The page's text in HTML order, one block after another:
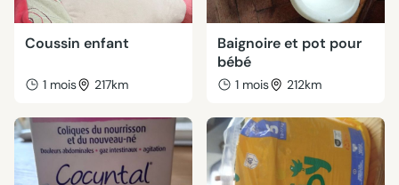
Coussin enfant
1 mois 217km
Baignoire et pot pour
bébé
1 mois 212km